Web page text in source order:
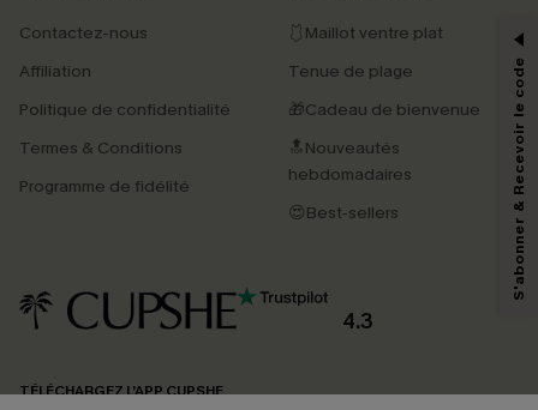
Contactez-nous
Affiliation
Politique de confidentialité
Termes & Conditions
Programme de fidélité
🩱Maillot ventre plat
Tenue de plage
🎁Cadeau de bienvenue
🔝Nouveautés
hebdomadaires
😍Best-sellers
4.3
TÉLÉCHARGEZ L’APP CUPSHE
-15% dès 2 Achetés par E-mail
*Un code par commande, valable une seule fois.
En soumettant votre adresse e-mail, vous acceptez de recevoir des e-mails
marketing (y compris du contenu généré par l'IA) de Cupshe et
reconnaissez avoir pris connaissance de nos
pouvons utiliser les données collectées sur notre site ainsi que des
produits susceptibles de vous intéresser, conformément à notre
Politique de
confidentialité
. Vous pouvez vous désabonner à tout moment.
S'abonner & Recevoir le code